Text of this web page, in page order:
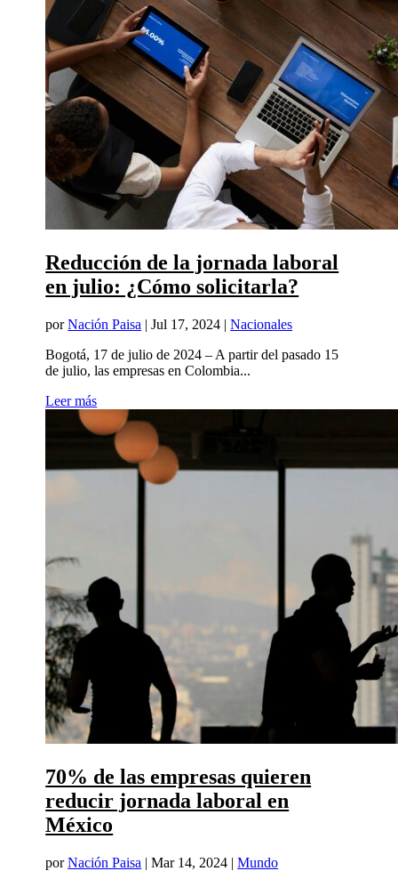
Reducción de la jornada laboral
en julio: ¿Cómo solicitarla?
porNación Paisa |Jul 17, 2024 |Nacionales
Bogotá, 17 de julio de 2024 – A partir del pasado 15
de julio, las empresas en Colombia...
Leer más
70% de las empresas quieren
reducir jornada laboral en
México
porNación Paisa |Mar 14, 2024 |Mundo